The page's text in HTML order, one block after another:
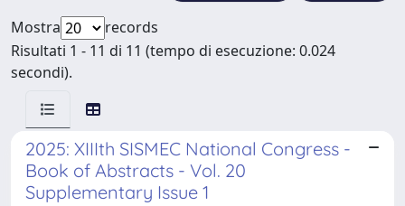
Mostra
records
Risultati 1 - 11 di 11 (tempo di esecuzione: 0.024
secondi).
2025: XIIIth SISMEC National Congress -
Book of Abstracts - Vol. 20
Supplementary Issue 1